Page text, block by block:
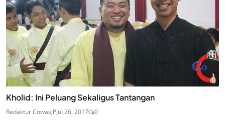
Kholid: Ini Peluang Sekaligus Tantangan
Redaktur CowasJPJul 26, 2017 0